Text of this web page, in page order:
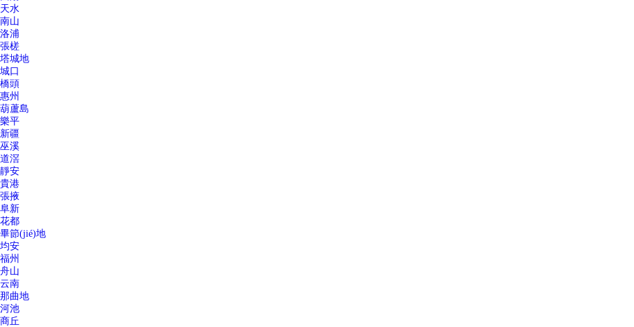
天水
南山
洛浦
張槎
塔城地
城口
橋頭
惠州
葫蘆島
樂平
新疆
巫溪
道滘
靜安
貴港
張掖
阜新
花都
畢節(jié)地
均安
福州
舟山
云南
那曲地
河池
商丘